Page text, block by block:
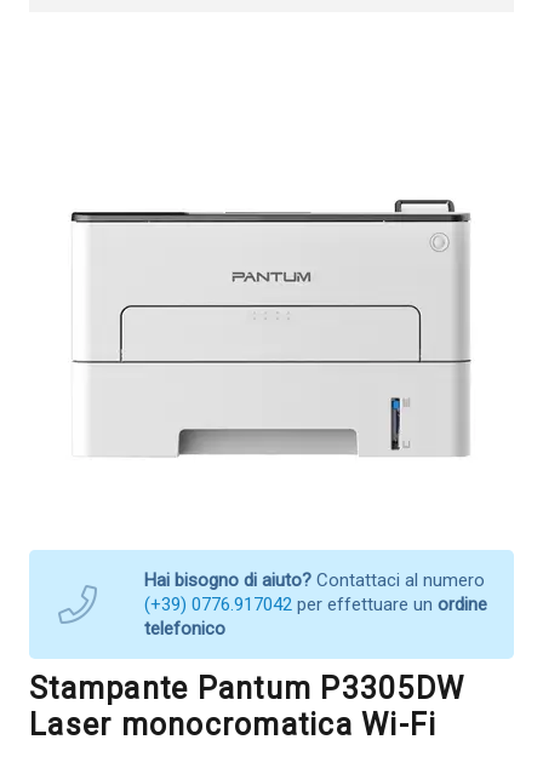
Hai bisogno di aiuto? Contattaci al numero
(+39) 0776.917042 per effettuare un ordine
telefonico
Stampante Pantum P3305DW
Laser monocromatica Wi-Fi